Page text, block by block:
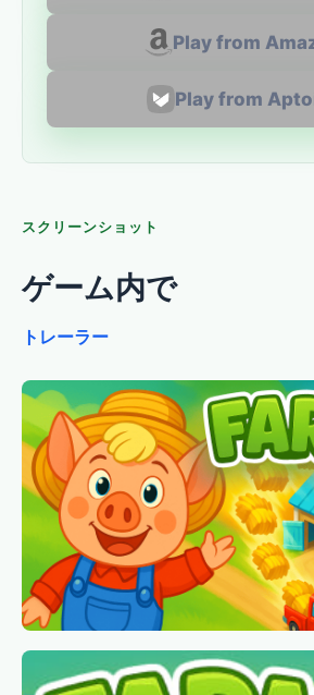
Play from
Play from
スクリーンショット
ゲーム内で
トレーラー